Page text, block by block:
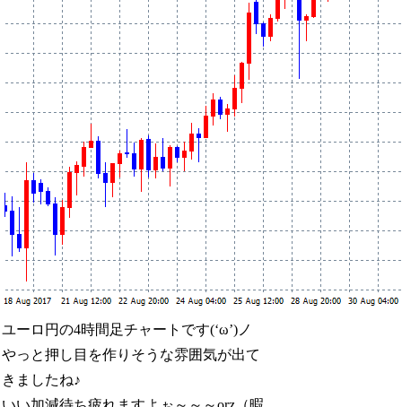
ユーロ円の4時間足チャートです(‘ω’)ノ
やっと押し目を作りそうな雰囲気が出て
きましたね♪